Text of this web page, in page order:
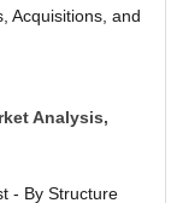
Acquisitions, and
Analysis,
- By Structure